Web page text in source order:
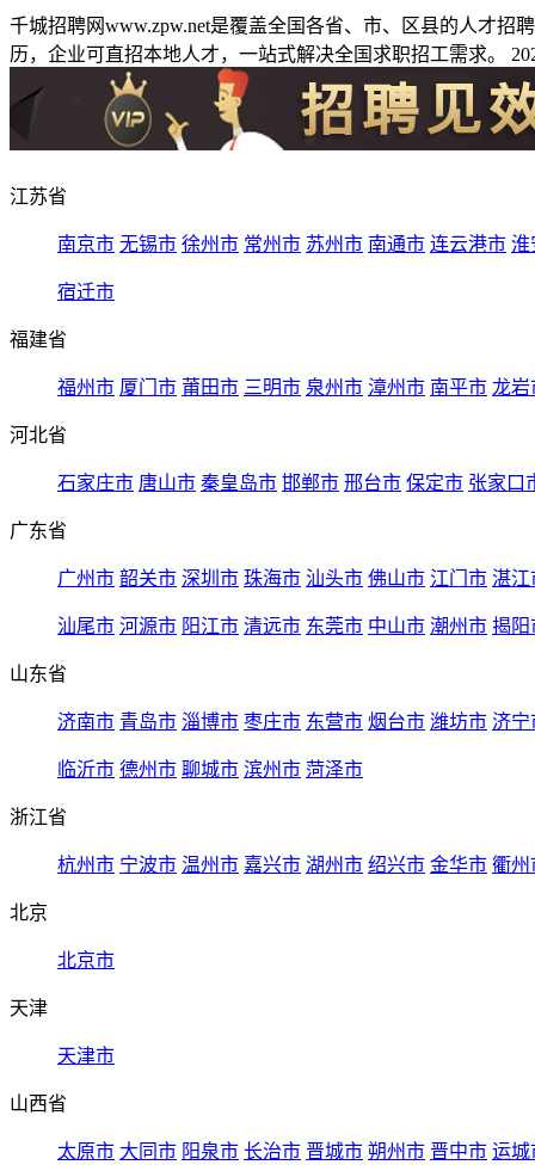
千城招聘网www.zpw.net是覆盖全国各省、市、区县的人才
历，企业可直招本地人才，一站式解决全国求职招工需求。
江苏省
南京市 无锡市 徐州市 常州市 苏州市 南通市 连云港市 淮
宿迁市
福建省
福州市 厦门市 莆田市 三明市 泉州市 漳州市 南平市 龙岩
河北省
石家庄市 唐山市 秦皇岛市 邯郸市 邢台市 保定市 张家口
广东省
广州市 韶关市 深圳市 珠海市 汕头市 佛山市 江门市 湛江
汕尾市 河源市 阳江市 清远市 东莞市 中山市 潮州市 揭阳
山东省
济南市 青岛市 淄博市 枣庄市 东营市 烟台市 潍坊市 济宁
临沂市 德州市 聊城市 滨州市 菏泽市
浙江省
杭州市 宁波市 温州市 嘉兴市 湖州市 绍兴市 金华市 衢州
北京
北京市
天津
天津市
山西省
太原市 大同市 阳泉市 长治市 晋城市 朔州市 晋中市 运城